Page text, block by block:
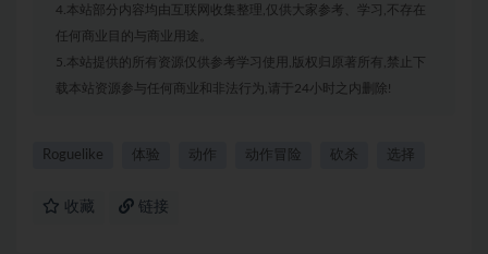
4.本站部分内容均由互联网收集整理,仅供大家参考、学习,不存在
任何商业目的与商业用途。
5.本站提供的所有资源仅供参考学习使用,版权归原著所有,禁止下
载本站资源参与任何商业和非法行为,请于24小时之内删除!
Roguelike 体验 动作 动作冒险 砍杀 选择
收藏 链接